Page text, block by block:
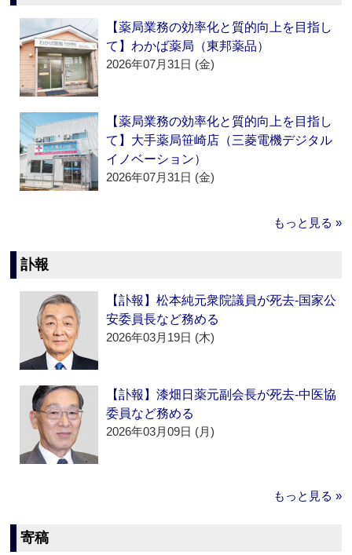
【薬局業務の効率化と質的向上を目指し
て】わかば薬局（東邦薬品）
2026年07月31日 (金)
【薬局業務の効率化と質的向上を目指し
て】大手薬局笹崎店（三菱電機デジタル
イノベーション）
2026年07月31日 (金)
もっと見る »
訃報
【訃報】松本純元衆院議員が死去‐国家公
安委員長など務める
2026年03月19日 (木)
【訃報】漆畑日薬元副会長が死去‐中医協
委員など務める
2026年03月09日 (月)
もっと見る »
寄稿